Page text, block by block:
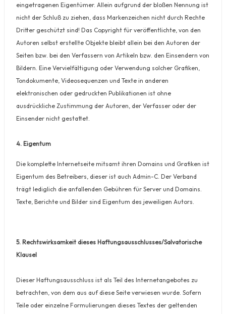
eingetragenen Eigentümer. Allein aufgrund der bloßen Nennung ist
nicht der Schluß zu ziehen, dass Markenzeichen nicht durch Rechte
Dritter geschützt sind! Das Copyright für veröffentlichte, von den
Autoren selbst erstellte Objekte bleibt allein bei den Autoren der
Seiten bzw. bei den Verfassern von Artikeln bzw. den Einsendern von
Bildern. Eine Vervielfältigung oder Verwendung solcher Grafiken,
Tondokumente, Videosequenzen und Texte in anderen
elektronischen oder gedruckten Publikationen ist ohne
ausdrückliche Zustimmung der Autoren, der Verfasser oder der
Einsender nicht gestattet.
4. Eigentum
Die komplette Internetseite mitsamt ihren Domains und Grafiken ist
Eigentum des Betreibers, dieser ist auch Admin-C. Der Verband
trägt lediglich die anfallenden Gebühren für Server und Domains.
Texte, Berichte und Bilder sind Eigentum des jeweiligen Autors.
5. Rechtswirksamkeit dieses Haftungsausschlusses/Salvatorische
Klausel
Dieser Haftungsausschluss ist als Teil des Internetangebotes zu
betrachten, von dem aus auf diese Seite verwiesen wurde. Sofern
Teile oder einzelne Formulierungen dieses Textes der geltenden